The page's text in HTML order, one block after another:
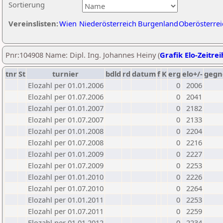
Sortierung
Vereinslisten:Wien Niederösterreich Burgenland
Pnr:104908 Name: Dipl. Ing. Johannes Heiny (Grafik Elo-
tnrSt turnier bdld rd datumf Kerg elo+/-
Elozahl per 01.01.2006
0 2006
Elozahl per 01.07.2006
0 2041
Elozahl per 01.01.2007
0 2182
Elozahl per 01.07.2007
0 2133
Elozahl per 01.01.2008
0 2204
Elozahl per 01.07.2008
0 2216
Elozahl per 01.01.2009
0 2227
Elozahl per 01.07.2009
0 2253
Elozahl per 01.01.2010
0 2226
Elozahl per 01.07.2010
0 2264
Elozahl per 01.01.2011
0 2253
Elozahl per 01.07.2011
0 2259